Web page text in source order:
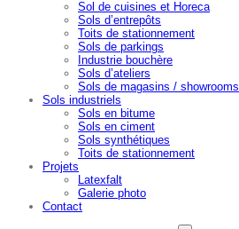
Sol de cuisines et Horeca
Sols d’entrepôts
Toits de stationnement
Sols de parkings
Industrie bouchère
Sols d’ateliers
Sols de magasins / showrooms
Sols industriels
Sols en bitume
Sols en ciment
Sols synthétiques
Toits de stationnement
Projets
Latexfalt
Galerie photo
Contact